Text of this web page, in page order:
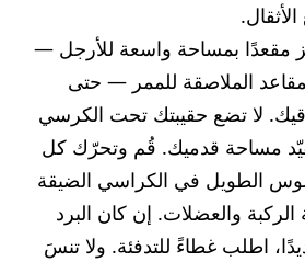
مقعدًا بمساحة واسعة للأرجل —
الملاصقة للممر — حتى
لا تضع حقيبتك تحت الكرسي
مساحة قدميك. قُم وتحرّك كل
الطويل في الكراسي الضيقة
والعضلات. إن كان البرد
اطلب غطاءً للتدفئة. ولا تنسَ